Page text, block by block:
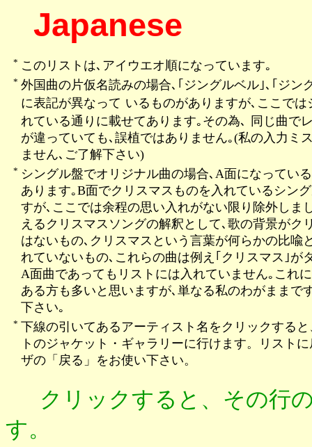
Japanese
* このリストは､アイウエオ順になっています｡
* 外国曲の片仮名読みの場合､｢ジングルベル｣､｢ジン
に表記が異なって いるものがありますが､ここで
れている通りに載せてあります｡その為､
同じ曲で
が違っていても､誤植ではありません｡(私の入力ミ
ません､ご了解下さい)
* シングル盤でオリジナル曲の場合､A面になってい
あります｡B面でクリスマスものを入れているシン
すが､ここでは余程の思い入れがない限り除外しま
えるクリスマスソングの解釈として､歌の背景がク
はないもの､クリスマスという言葉が何らかの比喩
れていないもの､これらの曲は例え｢クリスマス｣が
A面曲であってもリストには入れていません｡これ
ある方も多いと思いますが､単なる私のわがままで
下さい｡
* 下線の引いてあるアーティスト名をクリックする
トのジャケット・ギャラリーに行けます。リスト
ザの「戻る」をお使い下さい。
クリックすると、その行
す。